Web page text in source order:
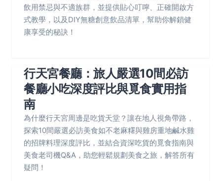
飲用禁忌與不適族群，並提供貼心叮嚀、正確開啟方
式教學，以及DIY無糖創意飲品清單，幫助你解鎖健
康享受的秘訣！
行天宮餐廳：旅人嚴選10間必訪
餐廳小吃深度評比與覓食實用指
南
為什麼行天宮周邊是吃貨天堂？讓在地人視角帶路，
探索10間嚴選必訪美食如不老麻糬與雞房重地鹹水雞
的招牌料理深度評比，並結合資深吃貨的覓食指南與
美食老司機Q&A，助您輕鬆規劃美食之旅，解答所有
疑問！